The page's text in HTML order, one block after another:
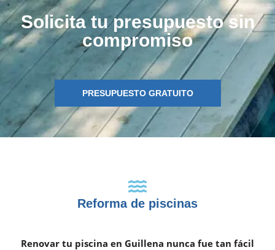
Solicita tu presupuesto sin
compromiso
PRESUPUESTO GRATUITO
Reforma de piscinas
Renovar tu piscina en Guillena nunca fue tan fácil